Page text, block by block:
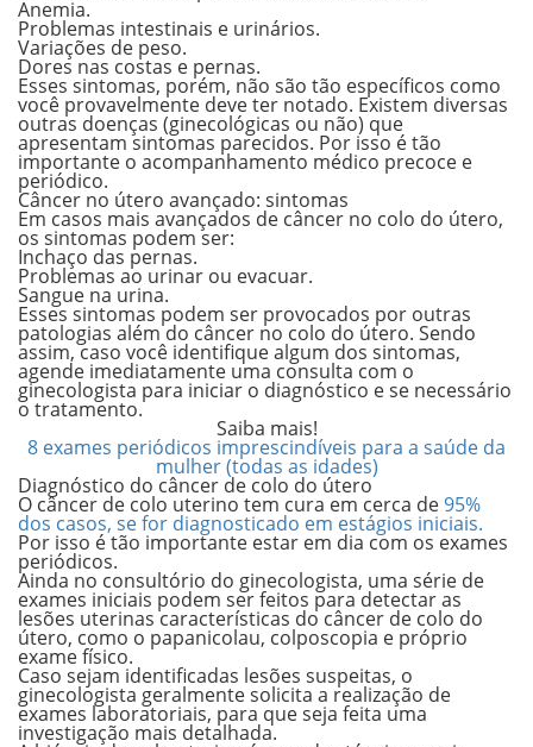
Anemia.
Problemas intestinais e urinários.
Variações de peso.
Dores nas costas e pernas.
Esses sintomas, porém, não são tão específicos como
você provavelmente deve ter notado. Existem diversas
outras doenças (ginecológicas ou não) que
apresentam sintomas parecidos. Por isso é tão
importante o acompanhamento médico precoce e
periódico.
Câncer no útero avançado: sintomas
Em casos mais avançados de câncer no colo do útero,
os sintomas podem ser:
Inchaço das pernas.
Problemas ao urinar ou evacuar.
Sangue na urina.
Esses sintomas podem ser provocados por outras
patologias além do câncer no colo do útero. Sendo
assim, caso você identifique algum dos sintomas,
agende imediatamente uma consulta com o
ginecologista para iniciar o diagnóstico e se necessário
o tratamento.
Saiba mais!
8 exames periódicos imprescindíveis para a saúde da
mulher (todas as idades)
Diagnóstico do câncer de colo do útero
O câncer de colo uterino tem cura em cerca de95%
dos casos, se for diagnosticado em estágios iniciais.
Por isso é tão importante estar em dia com os exames
periódicos.
Ainda no consultório do ginecologista, uma série de
exames iniciais podem ser feitos para detectar as
lesões uterinas características do câncer de colo do
útero, como o papanicolau, colposcopia e próprio
exame físico.
Caso sejam identificadas lesões suspeitas, o
ginecologista geralmente solicita a realização de
exames laboratoriais, para que seja feita uma
investigação mais detalhada.